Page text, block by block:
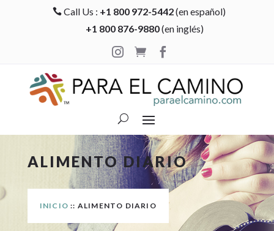
 Call Us : +1 800 972-5442(en español)
+1 800 876-9880(en inglés)

 
ALIMENTO DIARIO
INICIO :: ALIMENTO DIARIO